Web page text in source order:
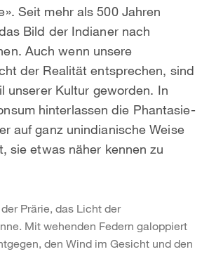
Seit mehr als 500 Jahren
Bild der Indianer nach
Auch wenn unsere
der Realität entsprechen, sind
unserer Kultur geworden. In
hinterlassen die Phantasie-
auf ganz unindianische Weise
sie etwas näher kennen zu
Prärie, das Licht der
Mit wehenden Federn galoppiert
den Wind im Gesicht und den